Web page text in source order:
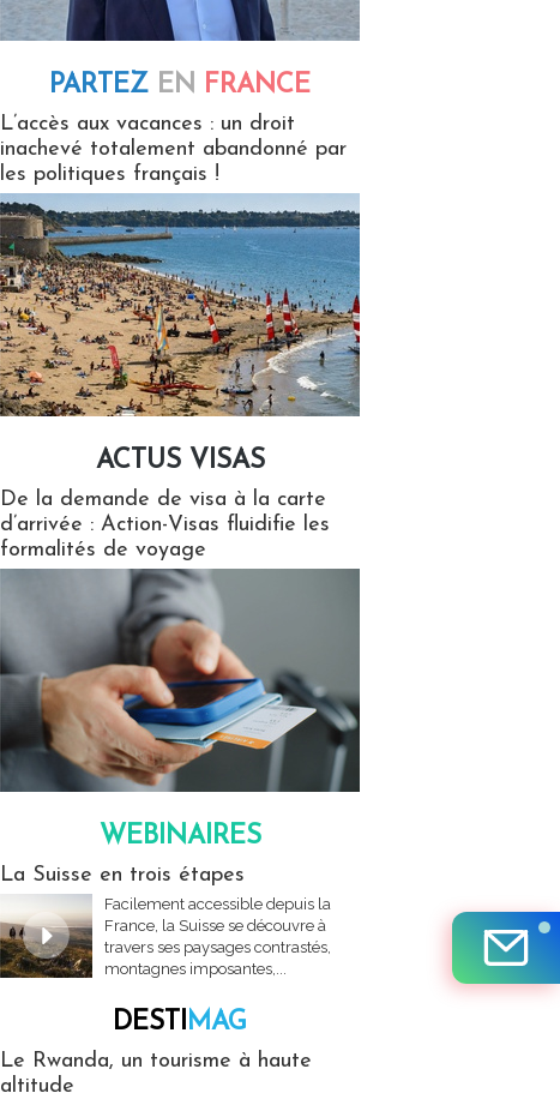
PARTEZ EN FRANCE
L’accès aux vacances : un droit
inachevé totalement abandonné par
les politiques français !
ACTUS VISAS
De la demande de visa à la carte
d’arrivée : Action-Visas fluidifie les
formalités de voyage
WEBINAIRES
La Suisse en trois étapes
Facilement accessible depuis la
France, la Suisse se découvre à
travers ses paysages contrastés,
montagnes imposantes,...
DESTIMAG
Le Rwanda, un tourisme à haute
altitude